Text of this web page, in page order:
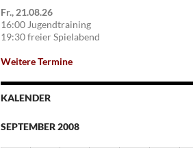
Fr., 21.08.26
16:00 Jugendtraining
19:30 freier Spielabend
Weitere Termine
KALENDER
SEPTEMBER 2008